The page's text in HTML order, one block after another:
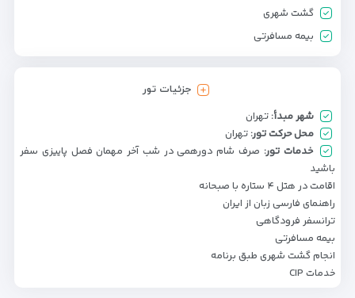
گشت شهری
بیمه مسافرتی
جزئیات تور
شهر مبدأ: تهران
محل حرکت تور: تهران
خدمات تور: صرف شام دورهمی در شب آخر مهمان فصل پاییزی سفر
باشید
اقامت در هتل ۴ ستاره با صبحانه
راهنمای فارسی زبان از ایران
ترانسفر فرودگاهی
بیمه مسافرتی
انجام گشت شهری طبق برنامه
خدمات CIP